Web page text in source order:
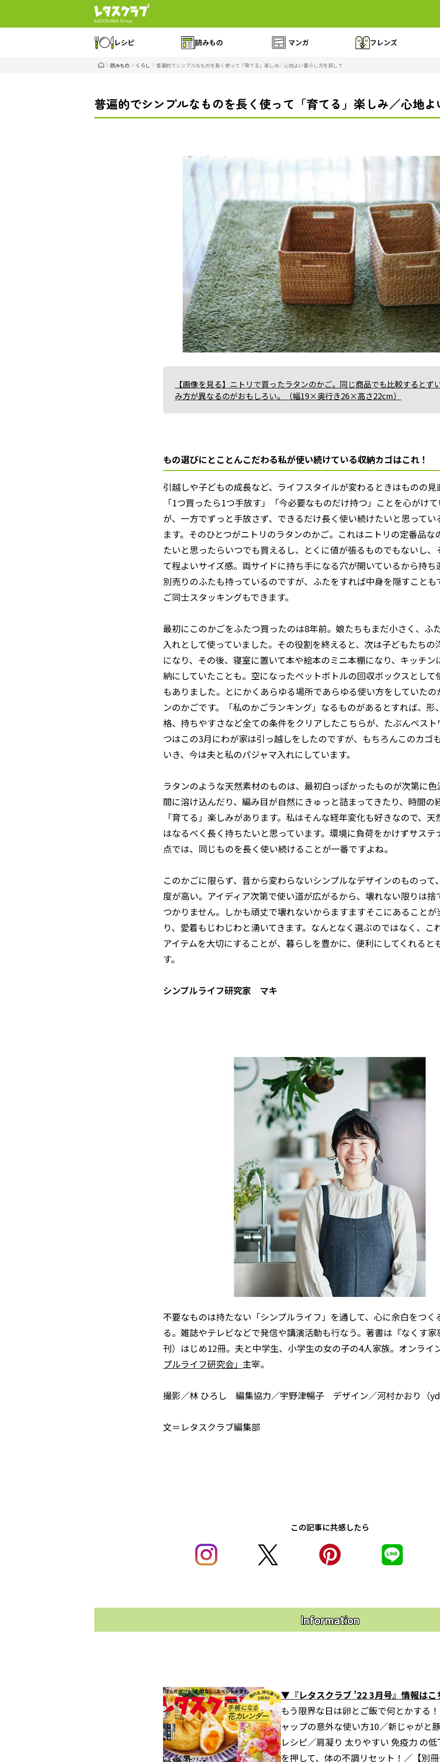
レシピ 読みもの マンガ フレンズ
読みもの くらし 普遍的でシンプルなものを長く使って「育てる」楽しみ／心地よい暮らし方を探して
普遍的でシンプルなものを長く使って「育てる」楽しみ／心地
【画像を見る】ニトリで買ったラタンのかご。同じ商品でも比較するとず
み方が異なるのがおもしろい。（幅19×奥行き26×高さ22cm）
もの選びにとことんこだわる私が使い続けている収納カゴはこれ！
引越しや子どもの成長など、ライフスタイルが変わるときはものの見
「1つ買ったら1つ手放す」「今必要なものだけ持つ」ことを心がけ
が、一方でずっと手放さず、できるだけ長く使い続けたいと思ってい
ます。そのひとつがニトリのラタンのかご。これはニトリの定番品な
たいと思ったらいつでも買えるし、とくに値が張るものでもないし、
て程よいサイズ感。両サイドに持ち手になる穴が開いているから持ち
別売りのふたも持っているのですが、ふたをすれば中身を隠すことも
ご同士スタッキングもできます。
最初にこのかごをふたつ買ったのは8年前。娘たちもまだ小さく、ふ
入れとして使っていました。その役割を終えると、次は子どもたちの
になり、その後、寝室に置いて本や絵本のミニ本棚になり、キッチン
納にしていたことも。空になったペットボトルの回収ボックスとして
もありました。とにかくあらゆる場所であらゆる使い方をしていたの
ンのかごです。「私のかごランキング」なるものがあるとすれば、形
格、持ちやすさなど全ての条件をクリアしたこちらが、たぶんベスト
つはこの3月にわが家は引っ越しをしたのですが、もちろんこのカゴ
いき、今は夫と私のパジャマ入れにしています。
ラタンのような天然素材のものは、最初白っぽかったものが次第に色
間に溶け込んだり、編み目が自然にきゅっと詰まってきたり、時間の
「育てる」楽しみがあります。私はそんな経年変化も好きなので、天
はなるべく長く持ちたいと思っています。環境に負荷をかけずサステ
点では、同じものを長く使い続けることが一番ですよね。
このかごに限らず、昔から変わらないシンプルなデザインのものって
度が高い。アイディア次第で使い道が広がるから、壊れない限りは捨
つかりません。しかも頑丈で壊れないからますますそこにあることが
り、愛着もじわじわと湧いてきます。なんとなく選ぶのではなく、
アイテムを大切にすることが、暮らしを豊かに、便利にしてくれると
す。
シンプルライフ研究家 マキ
不要なものは持たない「シンプルライフ」を通して、心に余白をつく
る。雑誌やテレビなどで発信や講演活動も行なう。著書は『なくす家
刊）はじめ12冊。夫と中学生、小学生の女の子の4人家族。オンライ
プルライフ研究会」 主宰。
撮影／林 ひろし 編集協力／宇野津暢子 デザイン／河村かおり（yd
文＝レタスクラブ編集部
この記事に共感したら
Information
▼『レタスクラブ ’22 3月号』情報は
もう限界な日は卵とご飯で何とかする
ャップの意外な使い方10／新じゃがと
レシピ／肩凝り 太りやすい 免疫力 の
を押して、体の不調リセット！／【別